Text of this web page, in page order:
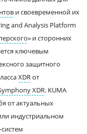
и своевременной их
and Analysis Platform
» и сторонних
ключевым
защитного
XDRот
XDR. KUMA
от актуальных
индустриальном